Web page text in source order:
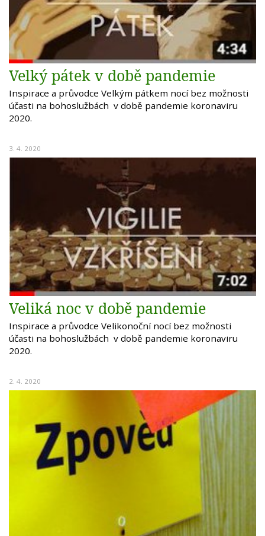
Velký pátek v době pandemie
Inspirace a průvodce Velkým pátkem nocí bez možnosti
účasti na bohoslužbách v době pandemie koronaviru
2020.
3. 4. 2020
Veliká noc v době pandemie
Inspirace a průvodce Velikonoční nocí bez možnosti
účasti na bohoslužbách v době pandemie koronaviru
2020.
2. 4. 2020